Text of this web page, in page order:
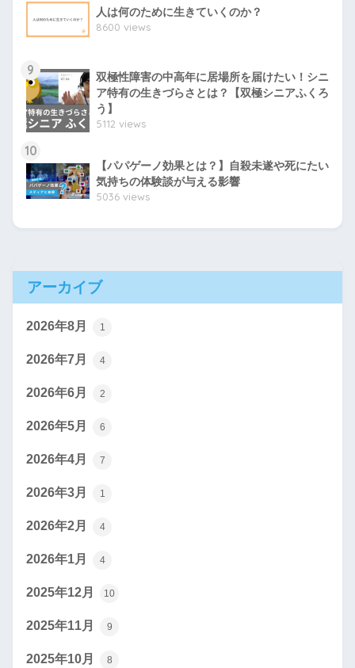
人は何のために生きていくのか？
8600 views
9
双極性障害の中高年に居場所を届けたい！シニ
ア特有の生きづらさとは？【双極シニアふくろ
う】
5112 views
10
【パパゲーノ効果とは？】自殺未遂や死にたい
気持ちの体験談が与える影響
5036 views
アーカイブ
2026年8月 1
2026年7月 4
2026年6月 2
2026年5月 6
2026年4月 7
2026年3月 1
2026年2月 4
2026年1月 4
2025年12月 10
2025年11月 9
2025年10月 8